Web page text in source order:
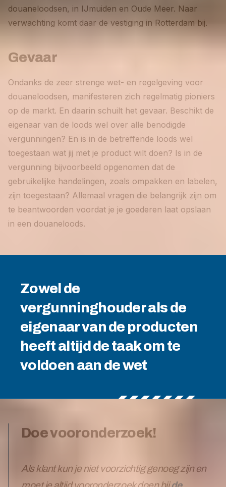
douaneloodsen, in IJmuiden en Oude Meer. Naar
verwachting komt daar de vestiging in Rotterdam bij.
Gevaar
Ondanks de zeer strenge wet- en regelgeving voor
douaneloodsen, manifesteren zich regelmatig pioniers
op de markt. En daarin schuilt het gevaar. Beschikt de
eigenaar van de loods wel over alle benodigde
vergunningen? En is in de betreffende loods wel
toegestaan wat jij met je product wilt doen? Is in de
vergunning bijvoorbeeld opgenomen dat de
gebruikelijke handelingen, zoals ompakken en labelen,
zijn toegestaan? Allemaal vragen die belangrijk zijn om
te beantwoorden voordat je je goederen laat opslaan
in een douaneloods.
Zowel de
vergunninghouder als de
eigenaar van de producten
heeft altijd de taak om te
voldoen aan de wet
Doe vooronderzoek!
Als klant kun je niet voorzichtig genoeg zijn en